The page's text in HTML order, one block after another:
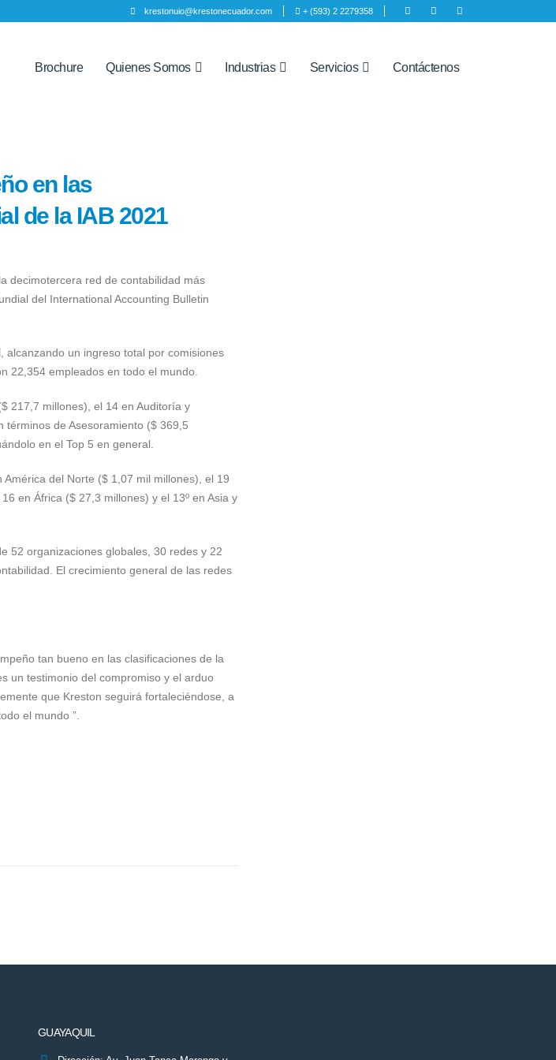
krestonuio@krestonecuador.com + (593) 2 2279358
Brochure Quienes Somos Industrias Servicios Contáctenos
en las
de la IAB 2021
decimotercera red de contabilidad más
del International Accounting Bulletin
alcanzando un ingreso total por comisiones
22,354 empleados en todo el mundo.
217,7 millones), el 14 en Auditoría y
de Asesoramiento ($ 369,5
en el Top 5 en general.
del Norte ($ 1,07 mil millones), el 19
en África ($ 27,3 millones) y el 13º en Asia y
52 organizaciones globales, 30 redes y 22
El crecimiento general de las redes
tan bueno en las clasificaciones de la
un testimonio del compromiso y el arduo
que Kreston seguirá fortaleciéndose, a
el mundo ”.
GUAYAQUIL